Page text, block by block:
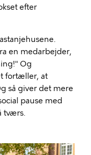
efter
en medarbejder,
Og
fortæller, at
så giver det mere
pause med
tværs.